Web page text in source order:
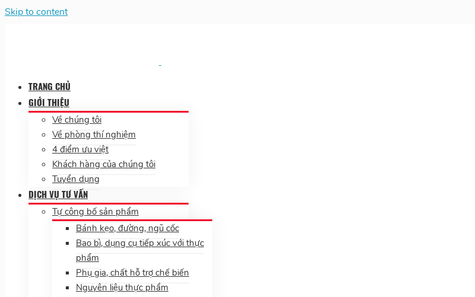
Skip to content
TRANG CHỦ
GIỚI THIỆU
Về chúng tôi
Về phòng thí nghiệm
4 điểm ưu việt
Khách hàng của chúng tôi
Tuyển dụng
DỊCH VỤ TƯ VẤN
Tự công bố sản phẩm
Bánh kẹo, đường, ngũ cốc
Bao bì, dụng cụ tiếp xúc với thực
phẩm
Phụ gia, chất hỗ trợ chế biến
Nguyên liệu thực phẩm